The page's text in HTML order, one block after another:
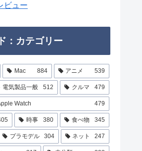
ビュー
：カテゴリー
Mac 884 アニメ 539
電気製品一般 512 クルマ 479
Watch 479
時事 380 食べ物 345
プラモデル 304 ネット 247